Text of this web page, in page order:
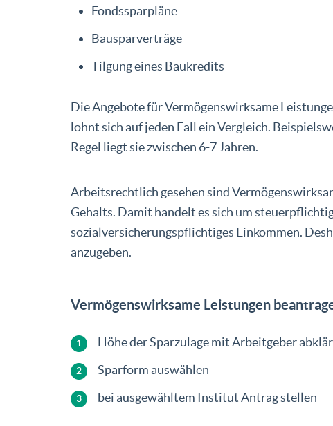
Fonds­sparpläne
Bauspar­verträge
Tilgung eines Baukredits
Die Angebote für Vermögenswirksame
lohnt sich auf jeden Fall ein Vergleich.
Regel liegt sie zwischen 6-7 Jahren.
Arbeitsrechtlich gesehen sind
Gehalts. Damit handelt es sich um
sozialversicherungspflichtiges Einkommen.
anzugeben.
Vermögenswirksame Leistungen
Höhe der Sparzulage mit Arbeitgeber
Sparform auswählen
bei ausgewähltem Institut Antrag stellen